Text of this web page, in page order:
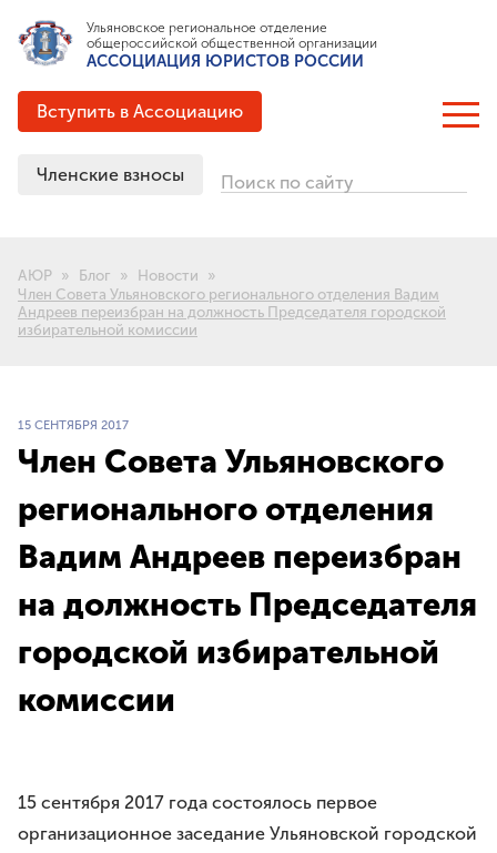
Ульяновское региональное отделение
общероссийской общественной организации
АССОЦИАЦИЯ ЮРИСТОВ РОССИИ
Вступить в Ассоциацию
Цели и задачи
Структура
Документация
История создания
ЧЛЕНСТВО В АЮР
Требования
Права и обязанности
Порядок вступления
Членские взносы
Бесплатная юридическая помощь
Антикоррупционная деятельность
Молодёжное движение
Членские взносы Поиск по сайту
АЮР Блог
Новости
Член Совета Ульяновского регионального отделения Вадим
Андреев переизбран на должность Председателя городской
избирательной комиссии
15 СЕНТЯБРЯ 2017
Член Совета Ульяновского
регионального отделения
Вадим Андреев переизбран
на должность Председателя
городской избирательной
комиссии
15 сентября 2017 года состоялось первое
организационное заседание Ульяновской городской